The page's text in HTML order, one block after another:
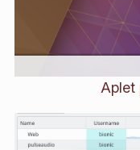
Aplet